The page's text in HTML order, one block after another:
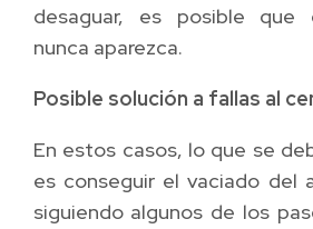
desaguar, es posible que
nunca aparezca.
Posible solución a fallas al
En estos casos, lo que se
es conseguir el vaciado del
siguiendo algunos de los